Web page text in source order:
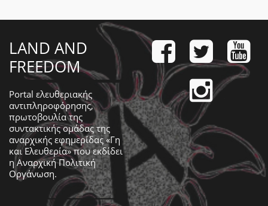
LAND AND
FREEDOM
Portal ελευθεριακής
αντιπληροφόρησης,
πρωτοβουλία της
συντακτικής ομάδας της
αναρχικής εφημερίδας «Γη
και Ελευθερία» που εκδίδει
ηΑναρχική Πολιτική
Οργάνωση.